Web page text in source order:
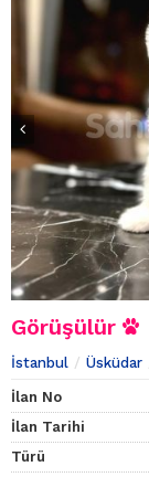
Görüşülür
İstanbul Üsküdar
İlan No
İlan Tarihi
Türü